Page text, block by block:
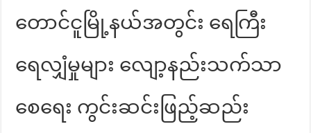
တောင်ငူမြို့နယ်အတွင်း ရေကြီး
ရေလျှံမှုများ လျော့နည်းသက်သာ
စေရေး ကွင်းဆင်းဖြည့်ဆည်း